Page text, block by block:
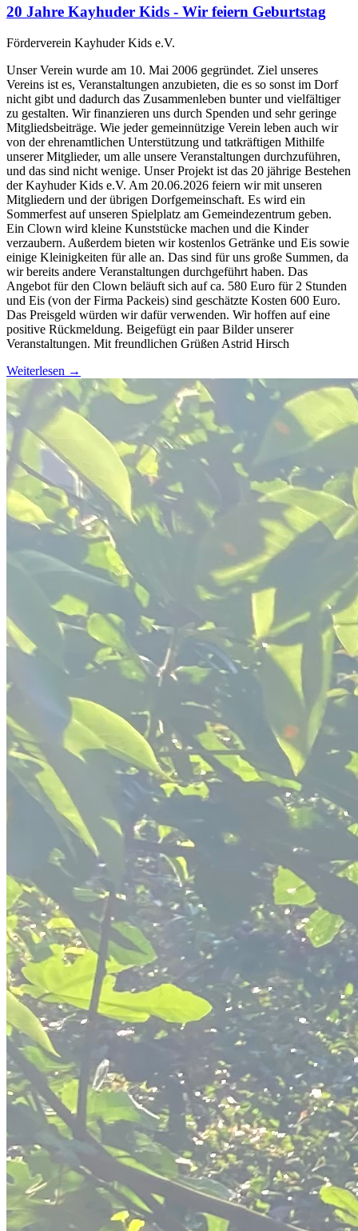
20 Jahre Kayhuder Kids - Wir feiern Geburtstag
Förderverein Kayhuder Kids e.V.
Unser Verein wurde am 10. Mai 2006 gegründet. Ziel unseres
Vereins ist es, Veranstaltungen anzubieten, die es so sonst im Dorf
nicht gibt und dadurch das Zusammenleben bunter und vielfältiger
zu gestalten. Wir finanzieren uns durch Spenden und sehr geringe
Mitgliedsbeiträge. Wie jeder gemeinnützige Verein leben auch wir
von der ehrenamtlichen Unterstützung und tatkräftigen Mithilfe
unserer Mitglieder, um alle unsere Veranstaltungen durchzuführen,
und das sind nicht wenige. Unser Projekt ist das 20 jährige Bestehen
der Kayhuder Kids e.V. Am 20.06.2026 feiern wir mit unseren
Mitgliedern und der übrigen Dorfgemeinschaft. Es wird ein
Sommerfest auf unseren Spielplatz am Gemeindezentrum geben.
Ein Clown wird kleine Kunststücke machen und die Kinder
verzaubern. Außerdem bieten wir kostenlos Getränke und Eis sowie
einige Kleinigkeiten für alle an. Das sind für uns große Summen, da
wir bereits andere Veranstaltungen durchgeführt haben. Das
Angebot für den Clown beläuft sich auf ca. 580 Euro für 2 Stunden
und Eis (von der Firma Packeis) sind geschätzte Kosten 600 Euro.
Das Preisgeld würden wir dafür verwenden. Wir hoffen auf eine
positive Rückmeldung. Beigefügt ein paar Bilder unserer
Veranstaltungen. Mit freundlichen Grüßen Astrid Hirsch
Weiterlesen →